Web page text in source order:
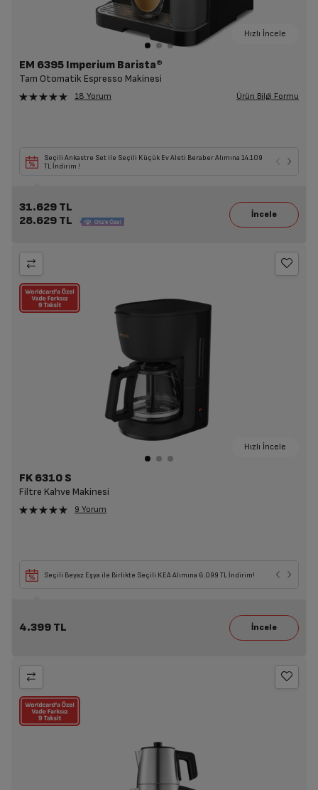
Hızlı İncele
EM 6395 Imperium Barista®
Tam Otomatik Espresso Makinesi
18 Yorum Ürün Bilgi Formu
Seçili Ankastre Set ile Seçili Küçük Ev Aleti Beraber Alımına 14.109
TL İndirim !
31.629 TL
28.629 TL
Hızlı İncele
FK 6310 S
Filtre Kahve Makinesi
9 Yorum
Seçili Beyaz Eşya ile Birlikte Seçili KEA Alımına 6.099 TL İndirim!
4.399 TL